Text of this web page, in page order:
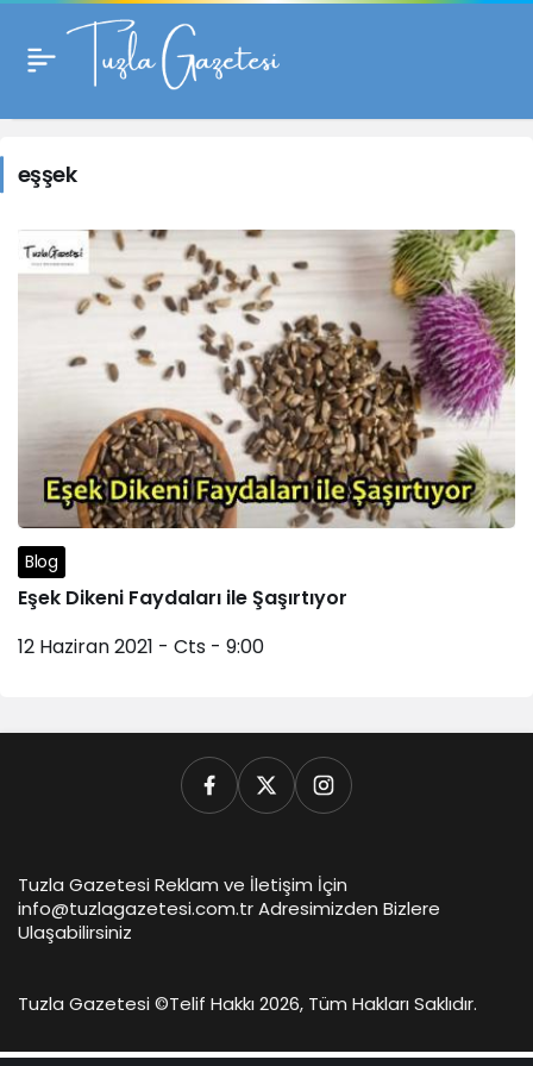
eşşek
Haberleri
eşşek
Blog
Eşek Dikeni Faydaları ile Şaşırtıyor
12 Haziran 2021 - Cts - 9:00
Tuzla Gazetesi Reklam ve İletişim İçin
info@tuzlagazetesi.com.tr Adresimizden Bizlere
Ulaşabilirsiniz
Tuzla Gazetesi ©Telif Hakkı 2026, Tüm Hakları Saklıdır.